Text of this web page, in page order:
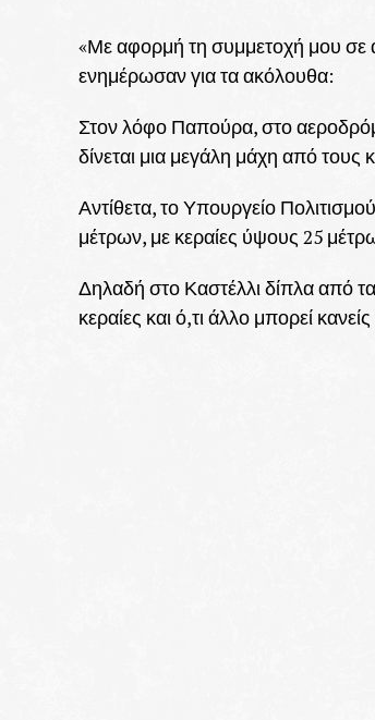
«Με αφορμή τη συμμετοχή μου σε
ενημέρωσαν για τα ακόλουθα:
Στον λόφο Παπούρα, στο
δίνεται μια μεγάλη μάχη από τους
Αντίθετα, το Υπουργείο
μέτρων, με κεραίες ύψους 25
Δηλαδή στο Καστέλλι δίπλα από
κεραίες και ό,τι άλλο μπορεί